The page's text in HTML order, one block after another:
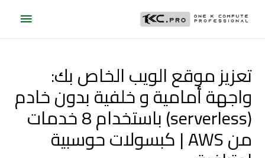
تعزيز موقع الويب الخاص بك:
واجهة أمامية و خلفية بدون خادم
(serverless) باستخدام 8 خدمات
من AWS | كبسولات حوسبية